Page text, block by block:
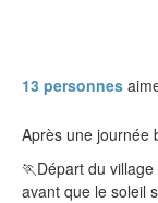
13 personnes
Après une journée
🏃Départ du
avant que le soleil